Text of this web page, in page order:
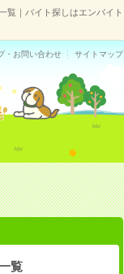
覧｜バイト探しはエンバイト
・お問い合わせ サイトマップ
覧